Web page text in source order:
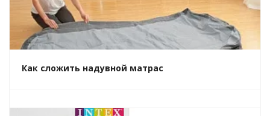
Как сложить надувной матрас